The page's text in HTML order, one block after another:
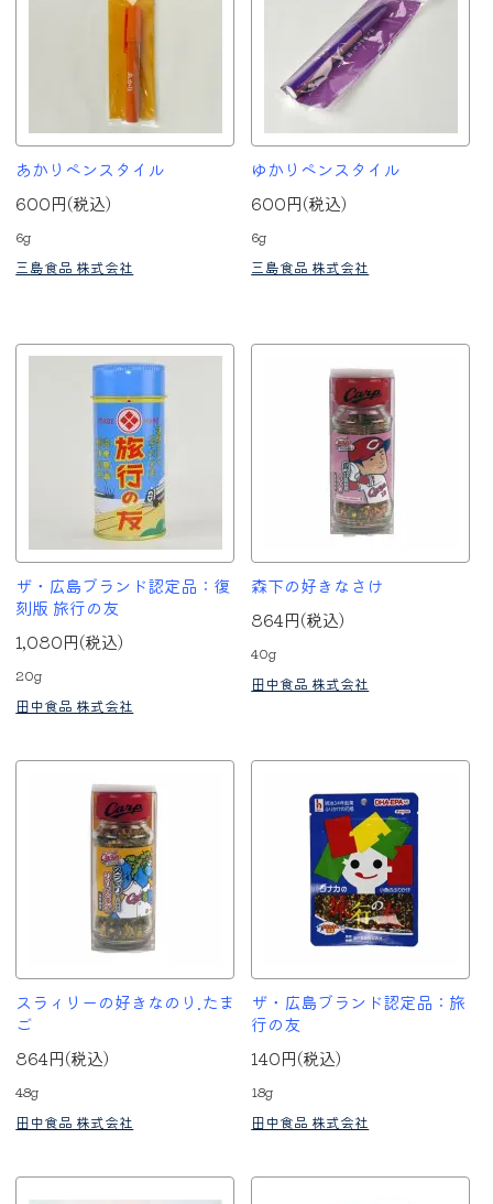
あかりペンスタイル
600円(税込)
6g
三島食品 株式会社
ゆかりペンスタイル
600円(税込)
6g
三島食品 株式会社
ザ・広島ブランド認定品：復
刻版 旅行の友
1,080円(税込)
20g
田中食品 株式会社
森下の好きなさけ
864円(税込)
40g
田中食品 株式会社
スラィリーの好きなのり.たま
ご
864円(税込)
48g
田中食品 株式会社
ザ・広島ブランド認定品：旅
行の友
140円(税込)
18g
田中食品 株式会社